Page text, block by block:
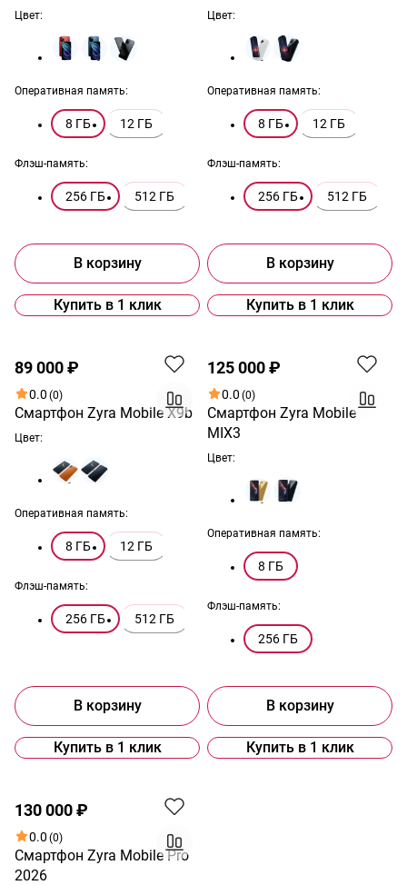
Цвет:
Оперативная память:
8 ГБ 12 ГБ
Флэш-память:
256 ГБ 512 ГБ
В корзину
Купить в 1 клик
Цвет:
Оперативная память:
8 ГБ 12 ГБ
Флэш-память:
256 ГБ 512 ГБ
В корзину
Купить в 1 клик
Хит
89 000 ₽
0.0 (0)
Смартфон Zyra Mobile X9b
Цвет:
Оперативная память:
8 ГБ 12 ГБ
Флэш-память:
256 ГБ 512 ГБ
В корзину
Купить в 1 клик
Хит
125 000 ₽
0.0 (0)
Смартфон Zyra Mobile
MIX3
Цвет:
Оперативная память:
8 ГБ
Флэш-память:
256 ГБ
В корзину
Купить в 1 клик
Хит
130 000 ₽
0.0 (0)
Смартфон Zyra Mobile Pro
2026